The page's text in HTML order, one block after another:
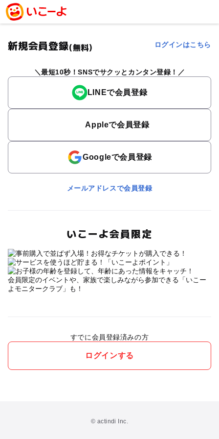
新規会員登録(無料) ログインはこちら
最短10秒！SNSでサクッとカンタン登録！
LINEで会員登録
Appleで会員登録
Googleで会員登録
メールアドレスで会員登録
いこーよ会員限定
会員限定のイベントや、家族で楽しみながら参加できる「いこー
よモニタークラブ」も！
すでに会員登録済みの方
ログインする
© actindi Inc.